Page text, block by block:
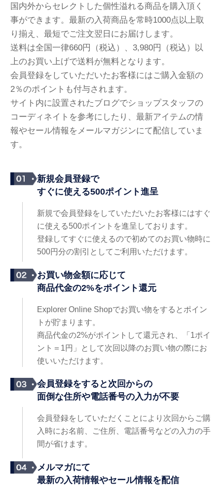
国内外からセレクトした個性溢れる商品を購入頂く
事ができます。最新の入荷商品を常時1000点以上取
り揃え、最短でご注文翌日にお届けします。
送料は全国一律660円（税込）、3,980円（税込）以
上のお買い上げで送料が無料となります。
会員登録をしていただいたお客様にはご購入金額の
2％のポイントも付与されます。
サイト内に設置されたブログでショップスタッフの
コーディネイトを参考にしたり、最新アイテムの情
報やセール情報をメールマガジンにて配信していま
す。
新規会員登録で
すぐに使える500ポイント進呈
新規で会員登録をしていただいたお客様にはすぐ
に使える500ポイントを進呈しております。
登録してすぐに使えるので初めてのお買い物時に
500円分の割引としてご利用いただけます。
お買い物金額に応じて
商品代金の2%をポイント還元
Explorer Online Shopでお買い物をするとポイン
トが貯まります。
商品代金の2%がポイントして還元され、「1ポイ
ント＝1円」として次回以降のお買い物の際にお
使いいただけます。
会員登録をすると次回からの
面倒な住所や電話番号の入力が不要
会員登録をしていただくことにより次回からご購
入時にお名前、ご住所、電話番号などの入力の手
間が省けます。
メルマガにて
最新の入荷情報やセール情報を配信